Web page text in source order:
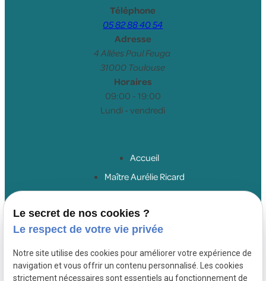
Téléphone
05 82 88 40 54
Adresse
4 Allées Paul Feuga
31000 Toulouse
Horaires
09:00 - 19:00
Lundi - vendredi
Accueil
Maître Aurélie Ricard
Droit du travail employeurs
Droit de la sécurité sociale
Honoraires
Actualités
Le secret de nos cookies ?
Le respect de votre vie privée
Notre site utilise des cookies pour améliorer votre expérience de
navigation et vous offrir un contenu personnalisé. Les cookies
strictement nécessaires sont essentiels au fonctionnement de